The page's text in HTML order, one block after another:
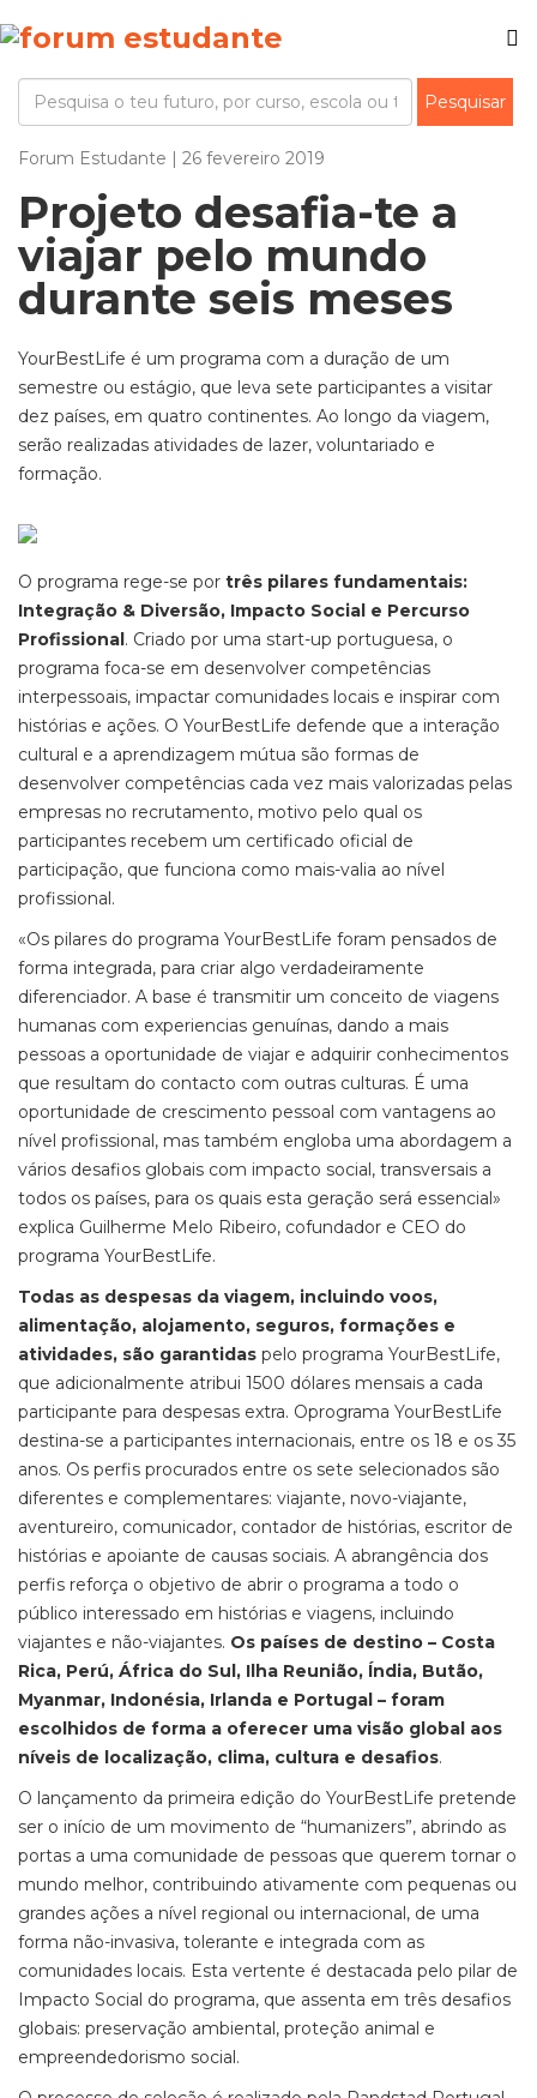
Forum Estudante | 26 fevereiro 2019
Projeto desafia-te a
viajar pelo mundo
durante seis meses
YourBestLife é um programa com a duração de um
semestre ou estágio, que leva sete participantes a visitar
dez países, em quatro continentes. Ao longo da viagem,
serão realizadas atividades de lazer, voluntariado e
formação.
O programa rege-se por três pilares fundamentais:
Integração & Diversão, Impacto Social e Percurso
Profissional. Criado por uma start-up portuguesa, o
programa foca-se em desenvolver competências
interpessoais, impactar comunidades locais e inspirar com
histórias e ações. O YourBestLife defende que a interação
cultural e a aprendizagem mútua são formas de
desenvolver competências cada vez mais valorizadas pelas
empresas no recrutamento, motivo pelo qual os
participantes recebem um certificado oficial de
participação, que funciona como mais-valia ao nível
profissional.
«Os pilares do programa YourBestLife foram pensados de
forma integrada, para criar algo verdadeiramente
diferenciador. A base é transmitir um conceito de viagens
humanas com experiencias genuínas, dando a mais
pessoas a oportunidade de viajar e adquirir conhecimentos
que resultam do contacto com outras culturas. É uma
oportunidade de crescimento pessoal com vantagens ao
nível profissional, mas também engloba uma abordagem a
vários desafios globais com impacto social, transversais a
todos os países, para os quais esta geração será essencial»
explica Guilherme Melo Ribeiro, cofundador e CEO do
programa YourBestLife.
Todas as despesas da viagem, incluindo voos,
alimentação, alojamento, seguros, formações e
atividades, são garantidas pelo programa YourBestLife,
que adicionalmente atribui 1500 dólares mensais a cada
participante para despesas extra. Oprograma YourBestLife
destina-se a participantes internacionais, entre os 18 e os 35
anos. Os perfis procurados entre os sete selecionados são
diferentes e complementares: viajante, novo-viajante,
aventureiro, comunicador, contador de histórias, escritor de
histórias e apoiante de causas sociais. A abrangência dos
perfis reforça o objetivo de abrir o programa a todo o
público interessado em histórias e viagens, incluindo
viajantes e não-viajantes. Os países de destino – Costa
Rica, Perú, África do Sul, Ilha Reunião, Índia, Butão,
Myanmar, Indonésia, Irlanda e Portugal – foram
escolhidos de forma a oferecer uma visão global aos
níveis de localização, clima, cultura e desafios.
O lançamento da primeira edição do YourBestLife pretende
ser o início de um movimento de “humanizers”, abrindo as
portas a uma comunidade de pessoas que querem tornar o
mundo melhor, contribuindo ativamente com pequenas ou
grandes ações a nível regional ou internacional, de uma
forma não-invasiva, tolerante e integrada com as
comunidades locais. Esta vertente é destacada pelo pilar de
Impacto Social do programa, que assenta em três desafios
globais: preservação ambiental, proteção animal e
empreendedorismo social.